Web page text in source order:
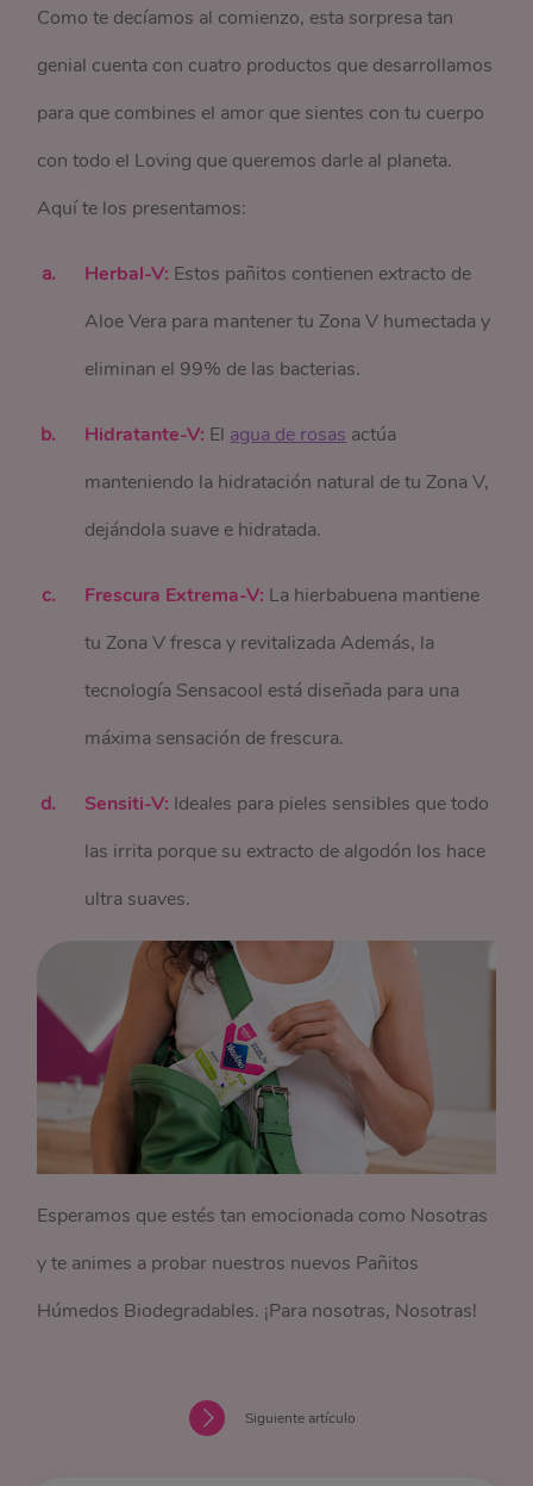
Como te decíamos al comienzo, esta sorpresa tan
genial cuenta con cuatro productos que desarrollamos
para que combines el amor que sientes con tu cuerpo
con todo el Loving que queremos darle al planeta.
Aquí te los presentamos:
Herbal-V: Estos pañitos contienen extracto de
Aloe Vera para mantener tu Zona V humectada y
eliminan el 99% de las bacterias.
Hidratante-V: El agua de rosas actúa
manteniendo la hidratación natural de tu Zona V,
dejándola suave e hidratada.
Frescura Extrema-V: La hierbabuena mantiene
tu Zona V fresca y revitalizada Además, la
tecnología Sensacool está diseñada para una
máxima sensación de frescura.
Sensiti-V: Ideales para pieles sensibles que todo
las irrita porque su extracto de algodón los hace
ultra suaves.
Esperamos que estés tan emocionada como Nosotras
y te animes a probar nuestros nuevos Pañitos
Húmedos Biodegradables. ¡Para nosotras, Nosotras!
Siguiente artículo